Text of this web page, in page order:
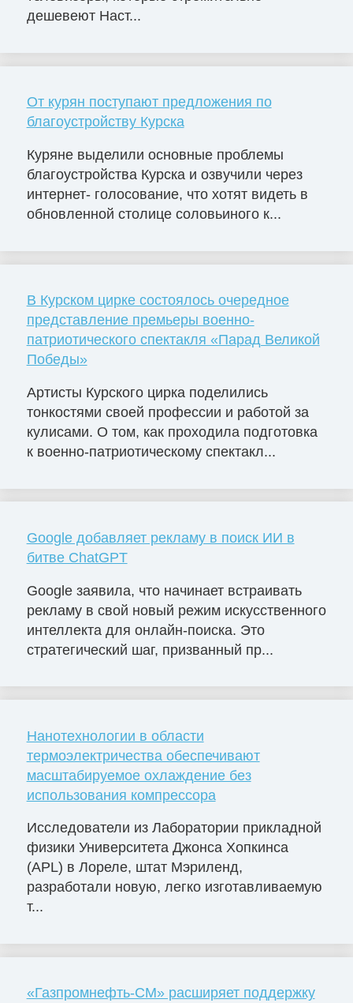
дешевеют Наст...
От курян поступают предложения по
благоустройству Курска
Куряне выделили основные проблемы
благоустройства Курска и озвучили через
интернет- голосование, что хотят видеть в
обновленной столице соловьиного к...
В Курском цирке состоялось очередное
представление премьеры военно-
патриотического спектакля «Парад Великой
Победы»
Артисты Курского цирка поделились
тонкостями своей профессии и работой за
кулисами. О том, как проходила подготовка
к военно-патриотическому спектакл...
Google добавляет рекламу в поиск ИИ в
битве ChatGPT
Google заявила, что начинает встраивать
рекламу в свой новый режим искусственного
интеллекта для онлайн-поиска. Это
стратегический шаг, призванный пр...
Нанотехнологии в области
термоэлектричества обеспечивают
масштабируемое охлаждение без
использования компрессора
Исследователи из Лаборатории прикладной
физики Университета Джонса Хопкинса
(APL) в Лореле, штат Мэриленд,
разработали новую, легко изготавливаемую
т...
«Газпромнефть-СМ» расширяет поддержку